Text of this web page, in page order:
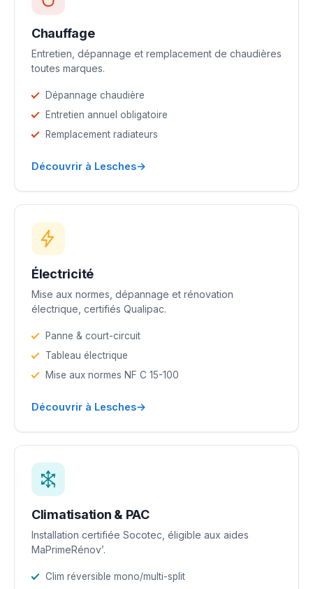
Chauffage
Entretien, dépannage et remplacement de chaudières
toutes marques.
Dépannage chaudière
Entretien annuel obligatoire
Remplacement radiateurs
Découvrir à Lesches→
Électricité
Mise aux normes, dépannage et rénovation
électrique, certifiés Qualipac.
Panne & court-circuit
Tableau électrique
Mise aux normes NF C 15-100
Découvrir à Lesches→
Climatisation & PAC
Installation certifiée Socotec, éligible aux aides
MaPrimeRénov’.
Clim réversible mono/multi-split